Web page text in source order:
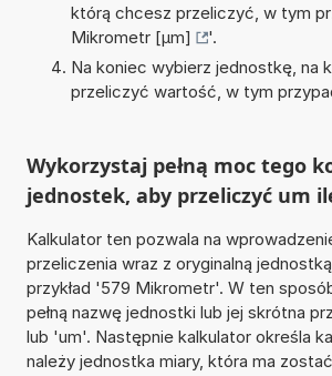
którą chcesz przeliczyć, w tym
Mikrometr [µm]
'.
Na koniec wybierz jednostkę, na
przeliczyć wartość, w tym
Wykorzystaj pełną moc tego
jednostek, aby przeliczyć um
Kalkulator ten pozwala na
przeliczenia wraz z oryginalną
przykład '579 Mikrometr'. W ten
pełną nazwę jednostki lub jej skrótna
lub 'um'. Następnie kalkulator określa
należy jednostka miary, która ma